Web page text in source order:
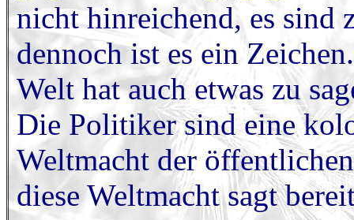
nicht hinreichend, es sind
dennoch ist es ein
Welt hat auch etwas zu
Die Politiker sind eine
Weltmacht der
diese Weltmacht sagt